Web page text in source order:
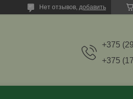
Нет отзывов, добавить
+375
+375